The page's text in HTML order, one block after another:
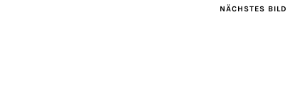
NÄCHSTES BILD